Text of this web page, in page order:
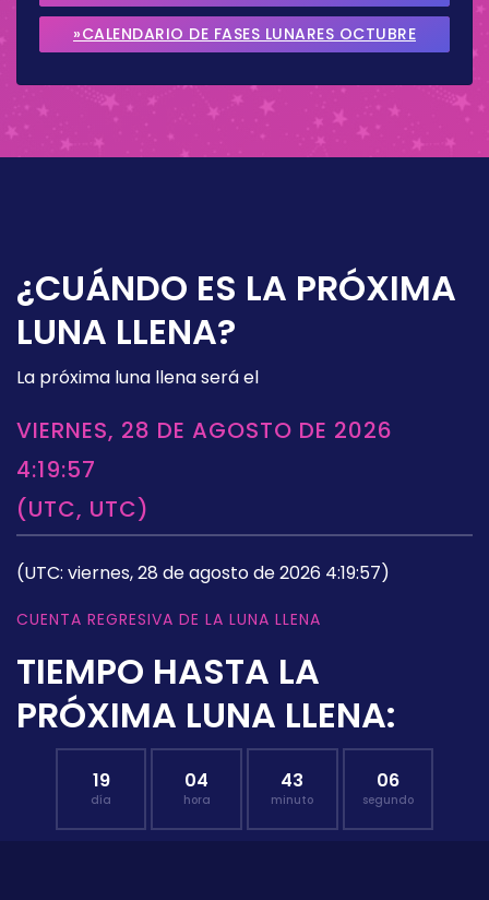
SEPTIEMBRE 2026
»CALENDARIO DE FASES LUNARES OCTUBRE
¿CUÁNDO ES LA PRÓXIMA
LUNA LLENA?
La próxima luna llena será el
VIERNES, 28 DE AGOSTO DE 2026
4:19:57
(UTC, UTC)
(UTC: viernes, 28 de agosto de 2026 4:19:57)
CUENTA REGRESIVA DE LA LUNA LLENA
TIEMPO HASTA LA
PRÓXIMA LUNA LLENA:
19
día
04
hora
43
minuto
05
segundo